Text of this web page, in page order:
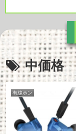
中価格
有線ホン